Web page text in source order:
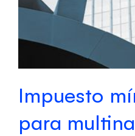
Impuesto
para